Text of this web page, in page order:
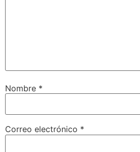
Nombre *
Correo electrónico *